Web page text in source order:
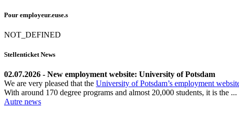
Pour employeur.euse.s
NOT_DEFINED
Stellenticket News
02.07.2026 - New employment website: University of Potsdam
We are very pleased that the University of Potsdam’s employment
With around 170 degree programs and almost 20,000 students, it is the ...
Autre news